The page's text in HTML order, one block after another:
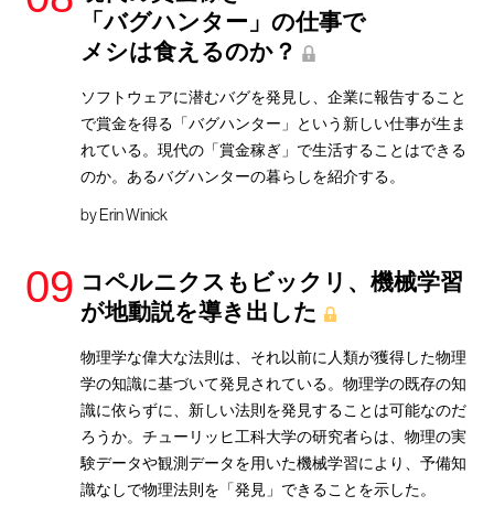
「バグハンター」の仕事で
メシは食えるのか？
ソフトウェアに潜むバグを発見し、企業に報告すること
で賞金を得る「バグハンター」という新しい仕事が生ま
れている。現代の「賞金稼ぎ」で生活することはできる
のか。あるバグハンターの暮らしを紹介する。
byErin Winick
コペルニクスもビックリ、機械学習
が地動説を導き出した
物理学な偉大な法則は、それ以前に人類が獲得した物理
学の知識に基づいて発見されている。物理学の既存の知
識に依らずに、新しい法則を発見することは可能なのだ
ろうか。チューリッヒ工科大学の研究者らは、物理の実
験データや観測データを用いた機械学習により、予備知
識なしで物理法則を「発見」できることを示した。